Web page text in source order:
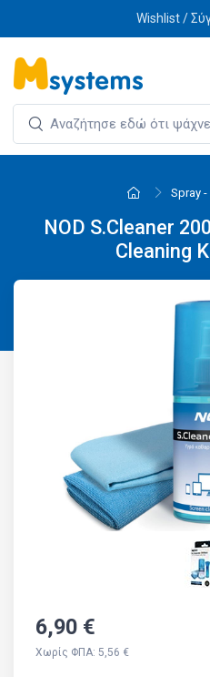
Wishlist /
Spray
NOD S.Cleaner
Cleaning
6,90 €
Χωρίς ΦΠΑ: 5,56 €